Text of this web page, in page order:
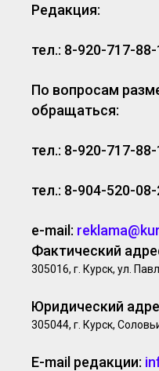
Редакция:
тел.: 8-920-717-88-
По вопросам
обращаться:
тел.: 8-920-717-88-
тел.: 8-904-520-08-
e-mail:
Фактический
305016, г. Курск, ул.
Юридический
305044, г. Курск,
E-mail редакции: